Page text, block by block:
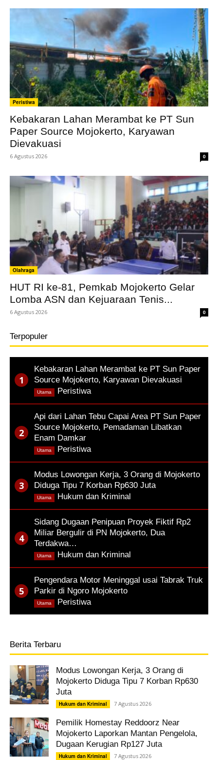
Peristiwa
Kebakaran Lahan Merambat ke PT Sun
Paper Source Mojokerto, Karyawan
Dievakuasi
6 Agustus 2026 0
Olahraga
HUT RI ke-81, Pemkab Mojokerto Gelar
Lomba ASN dan Kejuaraan Tenis...
6 Agustus 2026 0
Terpopuler
Kebakaran Lahan Merambat ke PT Sun Paper
Source Mojokerto, Karyawan Dievakuasi
Peristiwa
Utama
Api dari Lahan Tebu Capai Area PT Sun Paper
Source Mojokerto, Pemadaman Libatkan
Enam Damkar
Peristiwa
Utama
Modus Lowongan Kerja, 3 Orang di Mojokerto
Diduga Tipu 7 Korban Rp630 Juta
Hukum dan Kriminal
Utama
Sidang Dugaan Penipuan Proyek Fiktif Rp2
Miliar Bergulir di PN Mojokerto, Dua
Terdakwa…
Hukum dan Kriminal
Utama
Pengendara Motor Meninggal usai Tabrak Truk
Parkir di Ngoro Mojokerto
Peristiwa
Utama
Berita Terbaru
Modus Lowongan Kerja, 3 Orang di
Mojokerto Diduga Tipu 7 Korban Rp630
Juta
Hukum dan Kriminal 7 Agustus 2026
Pemilik Homestay Reddoorz Near
Mojokerto Laporkan Mantan Pengelola,
Dugaan Kerugian Rp127 Juta
Hukum dan Kriminal 7 Agustus 2026